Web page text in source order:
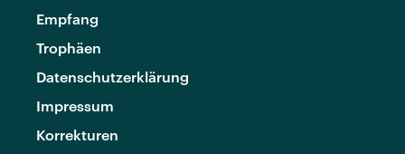
Empfang
Trophäen
Datenschutzerklärung
Impressum
Korrekturen